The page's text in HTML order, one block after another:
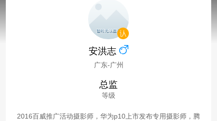
安洪志
广东-广州
总监
等级
2016百威推广活动摄影师，华为p10上市发布专用摄影师，腾